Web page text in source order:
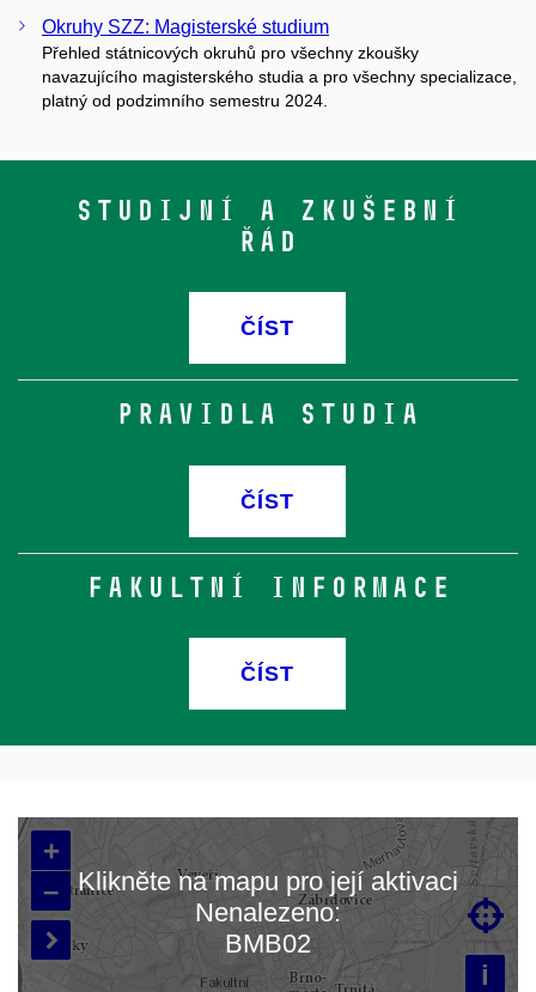
Okruhy SZZ: Magisterské studium
Přehled státnicových okruhů pro všechny zkoušky
navazujícího magisterského studia a pro všechny specializace,
platný od podzimního semestru 2024.
Studijní a zkušební
řád
ČÍST
Pravidla studia
ČÍST
Fakultní informace
ČÍST
Načítám mapu…
+
–
i


Klikněte na mapu pro její aktivaci
Nenalezeno:
BMB02